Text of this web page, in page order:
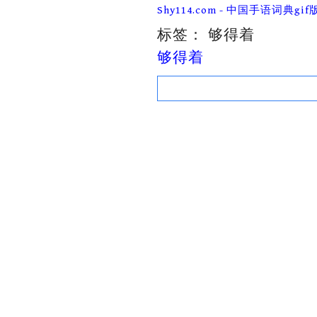
Skip
content
Shy114.com - 中国手语词典gif
标签： 够得着
够得着
Search